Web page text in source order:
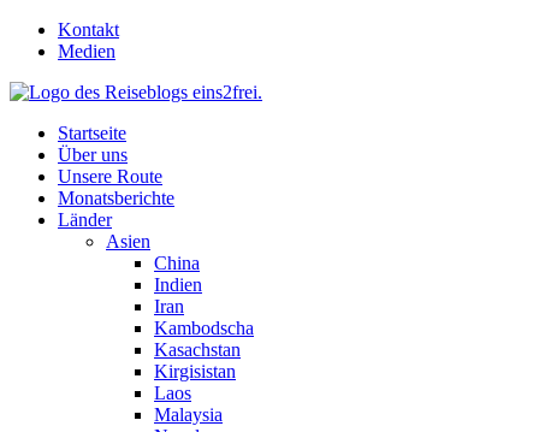
Skip
Kontakt
Medien
Startseite
Über uns
Unsere Route
Monatsberichte
Länder
Asien
China
Indien
Iran
Kambodscha
Kasachstan
Kirgisistan
Laos
Malaysia